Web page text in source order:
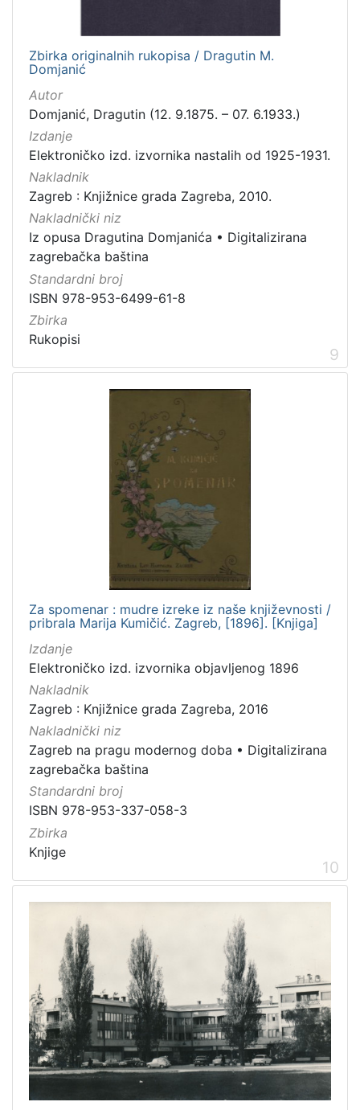
Zbirka originalnih rukopisa / Dragutin M.
Domjanić
Autor
Domjanić, Dragutin (12. 9.1875. – 07. 6.1933.)
Izdanje
Elektroničko izd. izvornika nastalih od 1925-1931.
Nakladnik
Zagreb : Knjižnice grada Zagreba, 2010.
Nakladnički niz
Iz opusa Dragutina Domjanića • Digitalizirana
zagrebačka baština
Standardni broj
ISBN 978-953-6499-61-8
Zbirka
Rukopisi
9
Za spomenar : mudre izreke iz naše književnosti /
pribrala Marija Kumičić. Zagreb, [1896]. [Knjiga]
Izdanje
Elektroničko izd. izvornika objavljenog 1896
Nakladnik
Zagreb : Knjižnice grada Zagreba, 2016
Nakladnički niz
Zagreb na pragu modernog doba • Digitalizirana
zagrebačka baština
Standardni broj
ISBN 978-953-337-058-3
Zbirka
Knjige
10